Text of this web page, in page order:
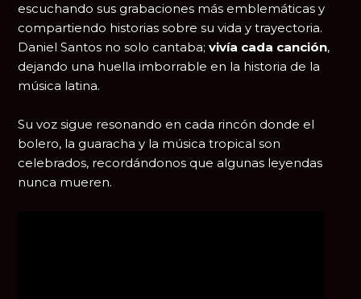
escuchando sus grabaciones más emblemáticas y
compartiendo historias sobre su vida y trayectoria.
Daniel Santos no solo cantaba;vivía cada canción,
dejando una huella imborrable en la historia de la
música latina.
Su voz sigue resonando en cada rincón donde el
bolero, la guaracha y la música tropical son
celebrados, recordándonos que algunas leyendas
nunca mueren.